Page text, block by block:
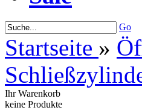
Go
Startseite »
Ihr Warenkorb
keine Produkte